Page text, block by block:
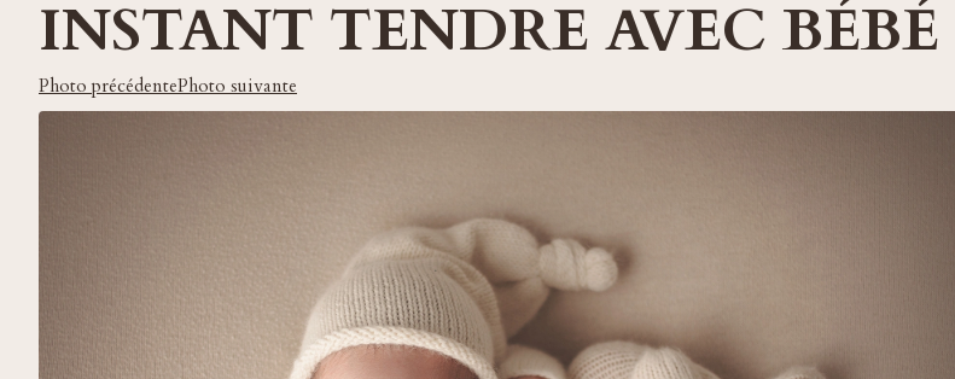
INSTANT TENDRE AVEC BÉBÉ
Photo précédentePhoto suivante